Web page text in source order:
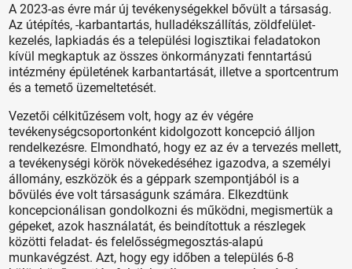
A 2023-as évre már új tevékenységekkel bővült a társaság.
Az útépítés, -karbantartás, hulladékszállítás, zöldfelület-
kezelés, lapkiadás és a települési logisztikai feladatokon
kívül megkaptuk az összes önkormányzati fenntartású
intézmény épületének karbantartását, illetve a sportcentrum
és a temető üzemeltetését.
Vezetői célkitűzésem volt, hogy az év végére
tevékenységcsoportonként kidolgozott koncepció álljon
rendelkezésre. Elmondható, hogy ez az év a tervezés mellett,
a tevékenységi körök növekedéséhez igazodva, a személyi
állomány, eszközök és a géppark szempontjából is a
bővülés éve volt társaságunk számára. Elkezdtünk
koncepcionálisan gondolkozni és működni, megismertük a
gépeket, azok használatát, és beindítottuk a részlegek
közötti feladat- és felelősségmegosztás-alapú
munkavégzést. Azt, hogy egy időben a település 6-8